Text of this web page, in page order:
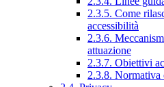
2.3.5. Come
accessibilità
2.3.6.
attuazione
2.3.7. Obiettivi
2.3.8. Normativa